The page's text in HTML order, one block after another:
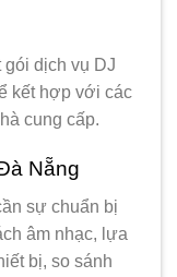
dịch vụ DJ
kết hợp với các
cung cấp.
Nẵng
sự chuẩn bị
âm nhạc, lựa
bị, so sánh